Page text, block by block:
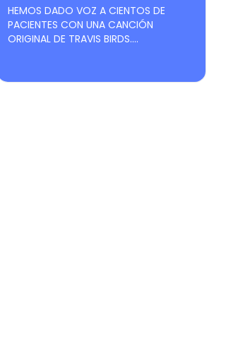
HEMOS DADO VOZ A CIENTOS DE
PACIENTES CON UNA CANCIÓN
ORIGINAL DE TRAVIS BIRDS....